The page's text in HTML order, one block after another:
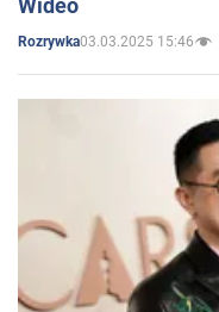
Wideo
Rozrywka03.03.2025 15:46